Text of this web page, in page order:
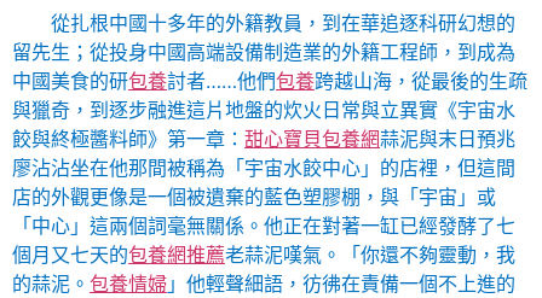
從扎根中國十多年的外籍教員，到在華追逐科研幻想的
留先生；從投身中國高端設備制造業的外籍工程師，到成為
中國美食的研包養討者……他們包養跨越山海，從最後的生疏
與獵奇，到逐步融進這片地盤的炊火日常與立異實《宇宙水
餃與終極醬料師》第一章： 甜心寶貝包養網蒜泥與末日預兆
廖沾沾坐在他那間被稱為「宇宙水餃中心」的店裡，但這間
店的外觀更像是一個被遺棄的藍色塑膠棚，與「宇宙」或
「中心」這兩個詞毫無關係。他正在對著一缸已經發酵了七
個月又七天的包養網推薦老蒜泥嘆氣。「你還不夠靈動，我
的蒜泥。 包養情婦 」他輕聲細語，彷彿在責備一個不上進的